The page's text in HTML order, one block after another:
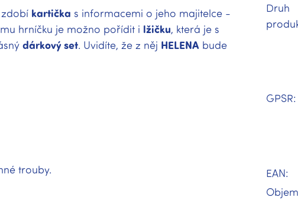
kartička s informacemi o jeho majitelce -
hrníčku je možno pořídit i lžičku, která je s
dárkový set. Uvidíte, že z něj HELENA bude
trouby.
Druh
GPSR:
EAN: